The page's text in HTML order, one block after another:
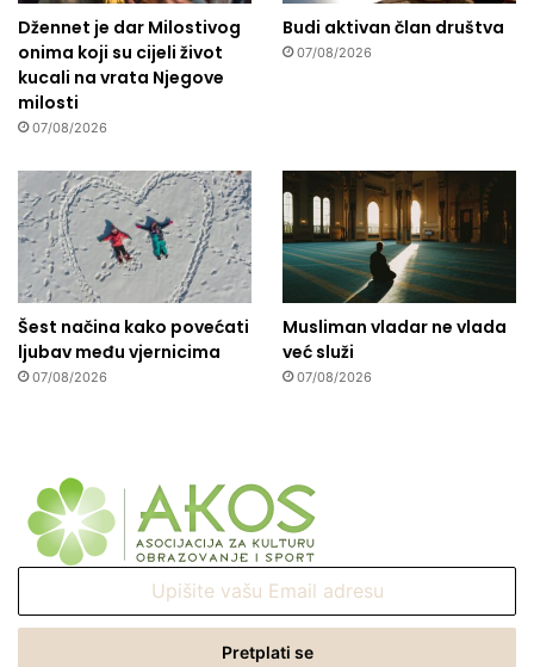
Džennet je dar Milostivog
onima koji su cijeli život
kucali na vrata Njegove
milosti
07/08/2026
Budi aktivan član društva
07/08/2026
Šest načina kako povećati
ljubav među vjernicima
07/08/2026
Musliman vladar ne vlada
već služi
07/08/2026
Email